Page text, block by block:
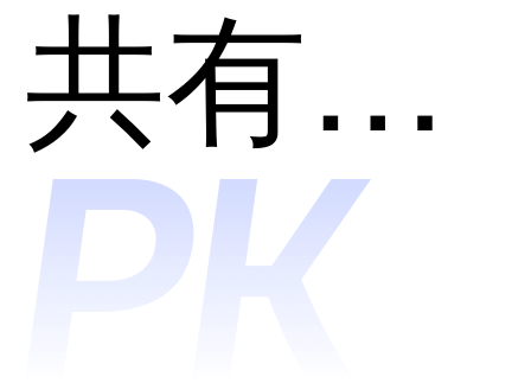
chat哪
个好
共有分类：AI助理